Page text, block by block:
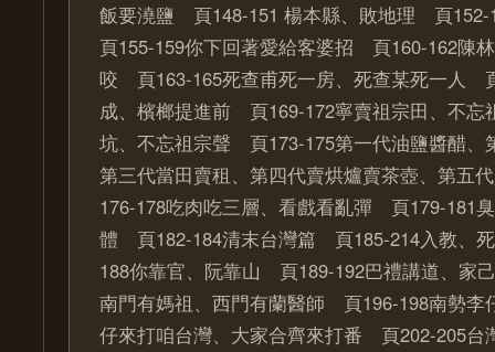
飯要澆鹽 頁148-151 楊本縣、敗地理 頁
頁155-159你下回著愛給客婆招 頁160-162陳
咬 頁163-165死查甫死一房、死查某死一人
成、檳榔提進前 頁169-172寧賣祖宗田、不忘
坑、不忘祖宗聲 頁173-175第一代油鹽醬醋、
第三代當田賣租、第四代賣烘爐賣茶壺、第五
176-178吃肉吃三層、看戲看亂彈 頁179-181
體 頁182-184清末台灣篇 頁185-214入教、
188你靠官、阮靠山 頁189-192巴禮講道、家
南門有媽祖、西門有蘭醫師 頁196-198南勢
仔來打咱台灣、大家合齊來打番 頁202-205台